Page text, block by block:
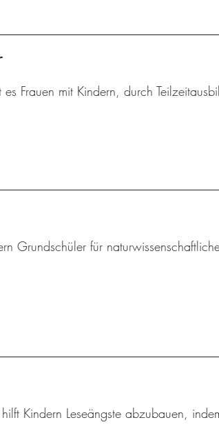
Frauen mit Kindern, durch
Grundschüler für
Kindern Leseängste abzubauen,